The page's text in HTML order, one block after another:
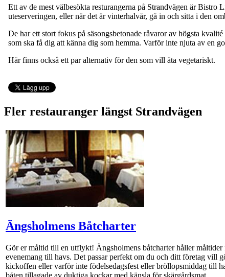
Ett av de mest välbesökta resturangerna på Strandvägen är Bistro
uteserveringen, eller när det är vinterhalvår, gå in och sitta i den
De har ett stort fokus på säsongsbetonade råvaror av högsta
som ska få dig att känna dig som hemma. Varför inte njuta av en
Här finns också ett par alternativ för den som vill äta vegetariskt.
Fler restauranger längst Strandvägen
Ängsholmens Båtcharter
Gör er måltid till en utflykt! Ängsholmens båtcharter håller måltider
evenemang till havs. Det passar perfekt om du och ditt företag vill
kickoffen eller varför inte födelsedagsfest eller bröllopsmiddag till
båten tillagade av duktiga kockar med känsla för skärgårdsmat.